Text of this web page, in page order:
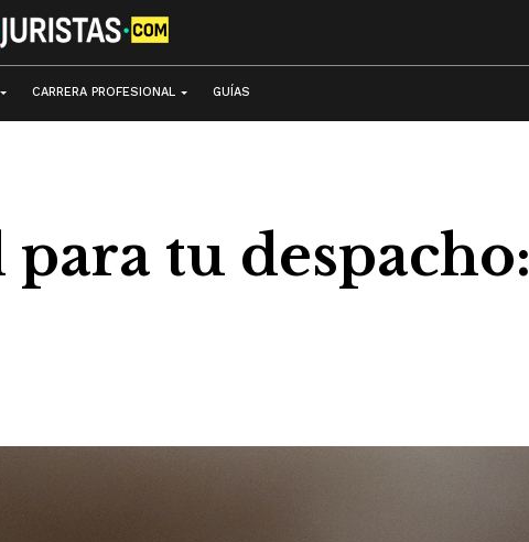
CARRERA PROFESIONAL GUÍAS
tu despacho: